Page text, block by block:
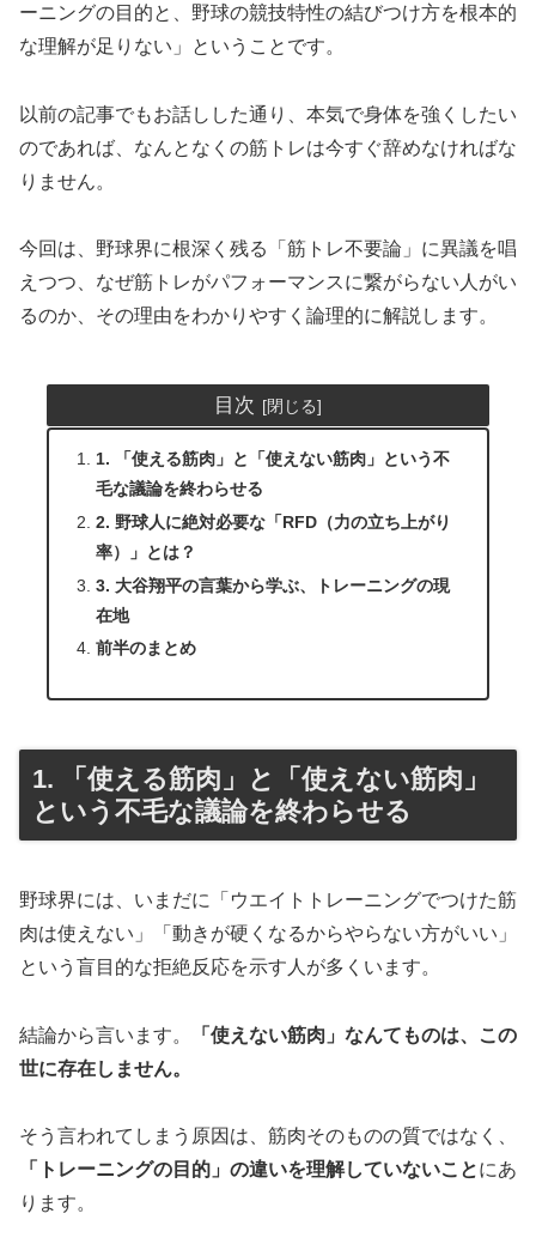
ーニングの目的と、野球の競技特性の結びつけ方を根本的
な理解が足りない」ということです。
以前の記事でもお話しした通り、本気で身体を強くしたい
のであれば、なんとなくの筋トレは今すぐ辞めなければな
りません。
今回は、野球界に根深く残る「筋トレ不要論」に異議を唱
えつつ、なぜ筋トレがパフォーマンスに繋がらない人がい
るのか、その理由をわかりやすく論理的に解説します。
目次
1. 「使える筋肉」と「使えない筋肉」という不
毛な議論を終わらせる
2. 野球人に絶対必要な「RFD（力の立ち上がり
率）」とは？
3. 大谷翔平の言葉から学ぶ、トレーニングの現
在地
前半のまとめ
1. 「使える筋肉」と「使えない筋肉」
という不毛な議論を終わらせる
野球界には、いまだに「ウエイトトレーニングでつけた筋
肉は使えない」「動きが硬くなるからやらない方がいい」
という盲目的な拒絶反応を示す人が多くいます。
結論から言います。
「使えない筋肉」なんてものは、この
世に存在しません。
そう言われてしまう原因は、筋肉そのものの質ではなく、
「トレーニングの目的」の違いを理解していないことにあ
ります。